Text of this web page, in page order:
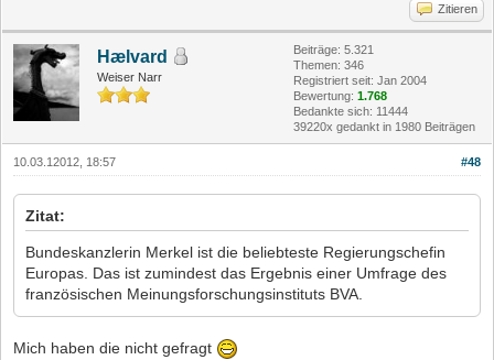
Zitieren
Hælvard
Weiser Narr
Beiträge: 5.321
Themen: 346
Registriert seit: Jan 2004
Bewertung: 1.768
Bedankte sich: 11444
39220x gedankt in 1980 Beiträgen
#48
10.03.12012, 18:57
Zitat:
Bundeskanzlerin Merkel ist die beliebteste Regierungschefin
Europas. Das ist zumindest das Ergebnis einer Umfrage des
französischen Meinungsforschungsinstituts BVA.
Mich haben die nicht gefragt